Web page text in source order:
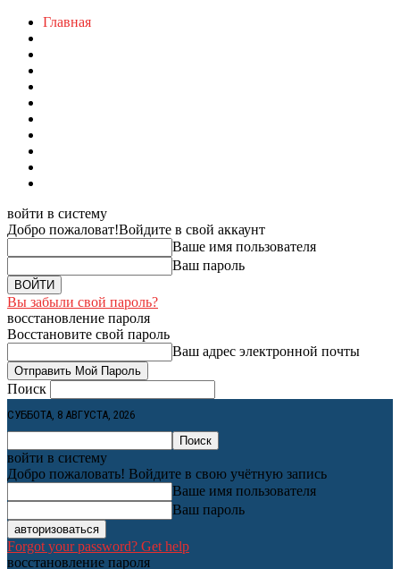
Главная
войти в систему
Добро пожаловат!Войдите в свой аккаунт
Ваше имя пользователя
Ваш пароль
Вы забыли свой пароль?
восстановление пароля
Восстановите свой пароль
Ваш адрес электронной почты
Поиск
СУББОТА, 8 АВГУСТА, 2026
войти в систему
Добро пожаловать! Войдите в свою учётную запись
Ваше имя пользователя
Ваш пароль
Forgot your password? Get help
восстановление пароля